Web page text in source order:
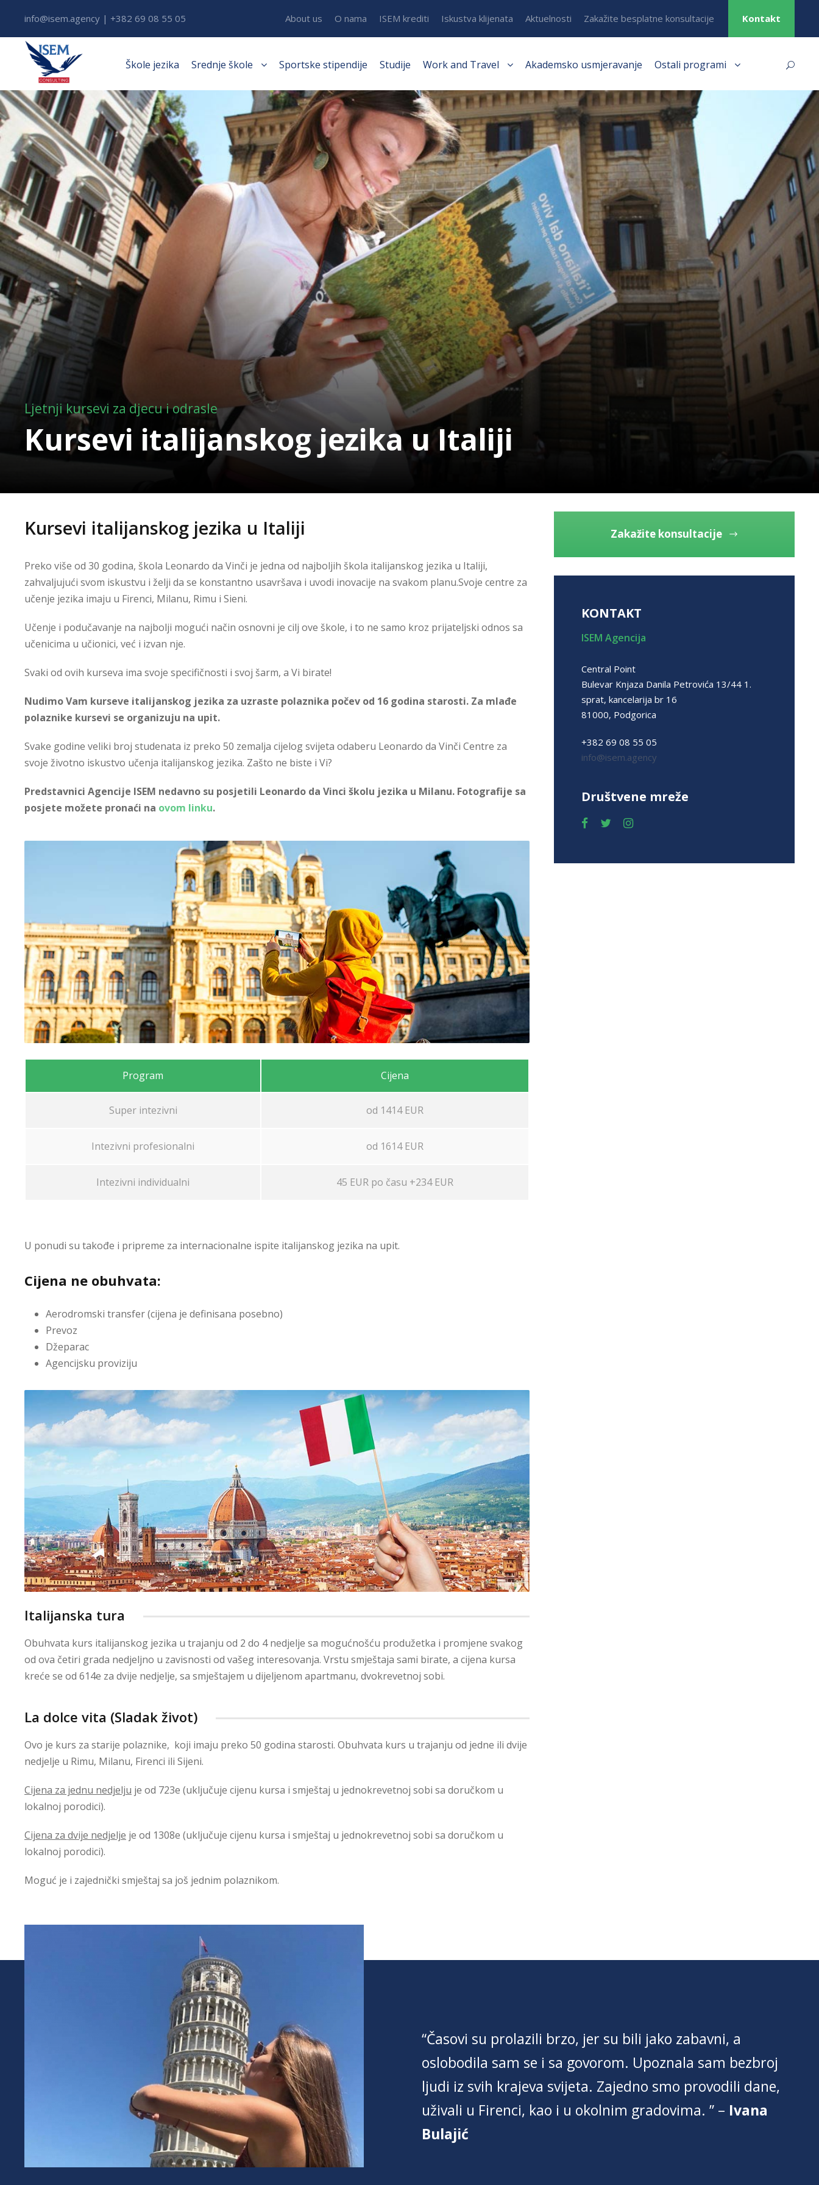
info@isem.agency | +382 69 08 55 05 About us O nama ISEM krediti Iskustva klijenata Aktuelnosti Zakažite besplatne konsultacije Kontakt
Škole jezika Srednje škole Sportske stipendije Studije Work and Travel Akademsko usmjeravanje Ostali programi
Ljetnji kursevi za djecu i odrasle
Kursevi italijanskog jezika u Italiji
Kursevi italijanskog jezika u Italiji
Preko više od 30 godina, škola Leonardo da Vinči je jedna od najboljih škola italijanskog jezika u Italiji,
zahvaljujući svom iskustvu i želji da se konstantno usavršava i uvodi inovacije na svakom planu.Svoje centre za
učenje jezika imaju u Firenci, Milanu, Rimu i Sieni.
Učenje i podučavanje na najbolji mogući način osnovni je cilj ove škole, i to ne samo kroz prijateljski odnos sa
učenicima u učionici, već i izvan nje.
Svaki od ovih kurseva ima svoje specifičnosti i svoj šarm, a Vi birate!
Nudimo Vam kurseve italijanskog jezika za uzraste polaznika počev od 16 godina starosti. Za mlađe
polaznike kursevi se organizuju na upit.
Svake godine veliki broj studenata iz preko 50 zemalja cijelog svijeta odaberu Leonardo da Vinči Centre za
svoje životno iskustvo učenja italijanskog jezika. Zašto ne biste i Vi?
Predstavnici Agencije ISEM nedavno su posjetili Leonardo da Vinci školu jezika u Milanu. Fotografije sa
posjete možete pronaći na ovom linku.
Program Cijena
Super intezivni od 1414 EUR
Intezivni profesionalni od 1614 EUR
Intezivni individualni 45 EUR po času +234 EUR
U ponudi su takođe i pripreme za internacionalne ispite italijanskog jezika na upit.
Cijena ne obuhvata:
Aerodromski transfer (cijena je definisana posebno)
Prevoz
Džeparac
Agencijsku proviziju
Italijanska tura
Obuhvata kurs italijanskog jezika u trajanju od 2 do 4 nedjelje sa mogućnošću produžetka i promjene svakog
od ova četiri grada nedjeljno u zavisnosti od vašeg interesovanja. Vrstu smještaja sami birate, a cijena kursa
kreće se od 614e za dvije nedjelje, sa smještajem u dijeljenom apartmanu, dvokrevetnoj sobi.
La dolce vita (Sladak život)
Ovo je kurs za starije polaznike, koji imaju preko 50 godina starosti. Obuhvata kurs u trajanju od jedne ili dvije
nedjelje u Rimu, Milanu, Firenci ili Sijeni.
Cijena za jednu nedjelju je od 723e (uključuje cijenu kursa i smještaj u jednokrevetnoj sobi sa doručkom u
lokalnoj porodici).
Cijena za dvije nedjelje je od 1308e (uključuje cijenu kursa i smještaj u jednokrevetnoj sobi sa doručkom u
lokalnoj porodici).
Moguć je i zajednički smještaj sa još jednim polaznikom.
Zakažite konsultacije
KONTAKT
ISEM Agencija
Central Point
Bulevar Knjaza Danila Petrovića 13/44 1.
sprat, kancelarija br 16
81000, Podgorica
+382 69 08 55 05
info@isem.agency
Društvene mreže
“Časovi su prolazili brzo, jer su bili jako zabavni, a
oslobodila sam se i sa govorom. Upoznala sam bezbroj
ljudi iz svih krajeva svijeta. Zajedno smo provodili dane,
uživali u Firenci, kao i u okolnim gradovima. ” – Ivana
Bulajić